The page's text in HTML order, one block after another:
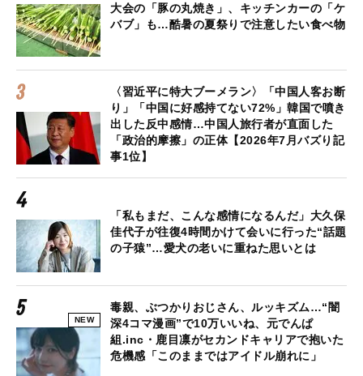
大会の「豚の丸焼き」、キッチンカーの「ケ
バブ」も…酷暑の夏祭りで注意したい食べ物
〈習近平に特大ブーメラン〉「中国人客お断
り」「中国に好感持てない72%」韓国で噴き
出した反中感情…中国人旅行者が直面した
「政治的摩擦」の正体【2026年7月バズり記
事1位】
「私もまだ、こんな感情になるんだ」大久保
佳代子が往復4時間かけて会いに行った“話題
の子猿”…愛犬の老いに重ねた思いとは
NEW
毒親、ぶつかりおじさん、ルッキズム…“闇
深4コマ漫画”で10万いいね、元でんぱ
組.inc・鹿目凛がセカンドキャリアで抱いた
危機感「このままではアイドル崩れに」